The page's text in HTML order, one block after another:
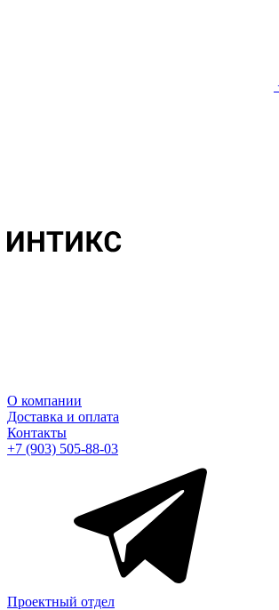
О компании
Доставка и оплата
Контакты
+7 (903) 505-88-03
Проектный отдел